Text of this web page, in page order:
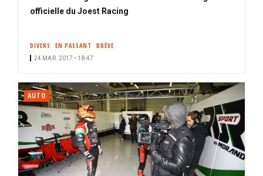
officielle du Joest Racing
DIVERS EN PASSANT BRÈVE
24 MAR. 2017 • 18:47
AUTO